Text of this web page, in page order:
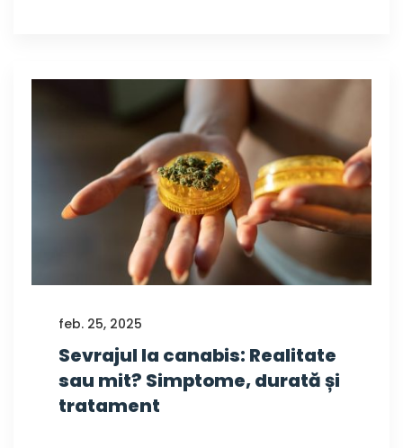
feb. 25, 2025
Sevrajul la canabis: Realitate
sau mit? Simptome, durată și
tratament